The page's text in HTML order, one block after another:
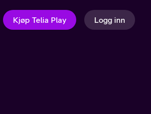
Kjøp Telia Play Logg inn